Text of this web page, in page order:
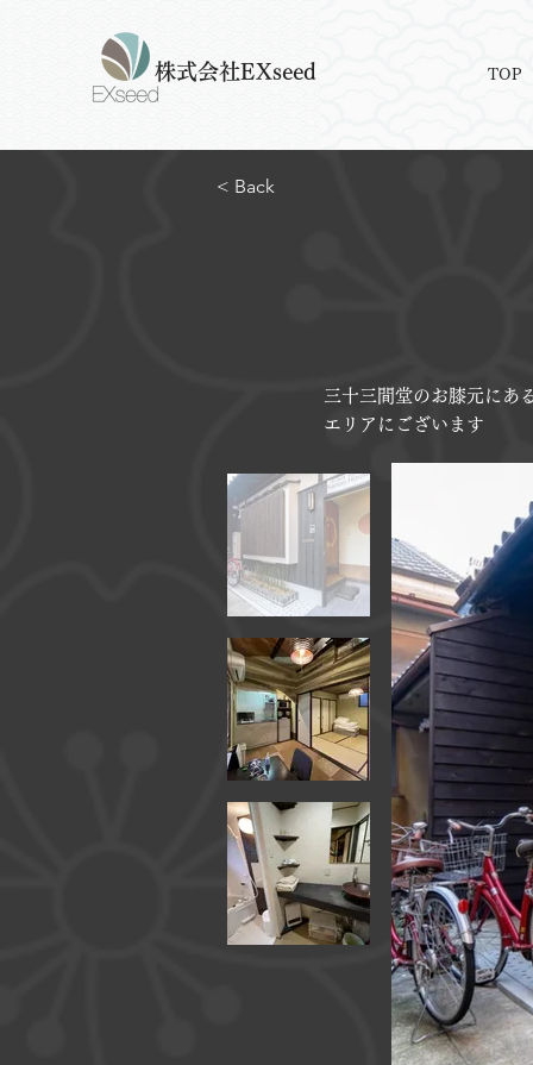
株式会社EXseed TOP
< Back
三十三間堂のお膝元にあ
エリアにございます